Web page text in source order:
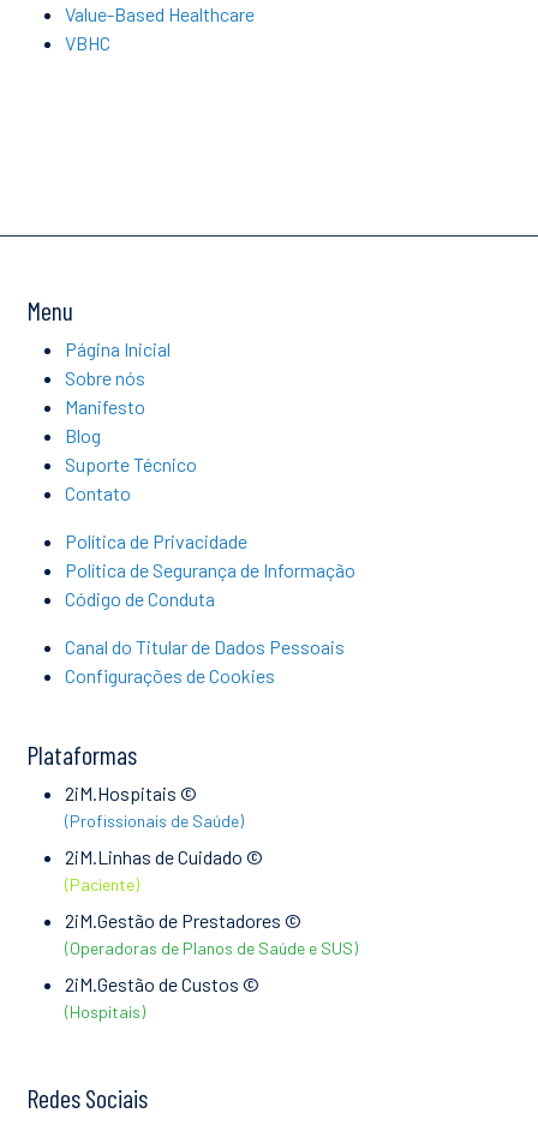
Value-Based Healthcare
VBHC
Menu
Página Inicial
Sobre nós
Manifesto
Blog
Suporte Técnico
Contato
Política de Privacidade
Política de Segurança de Informação
Código de Conduta
Canal do Titular de Dados Pessoais
Configurações de Cookies
Plataformas
2iM.Hospitais ©
(Profissionais de Saúde)
2iM.Linhas de Cuidado ©
(Paciente)
2iM.Gestão de Prestadores ©
(Operadoras de Planos de Saúde e SUS)
2iM.Gestão de Custos ©
(Hospitais)
Redes Sociais